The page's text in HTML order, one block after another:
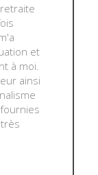
et
à moi.
ainsi